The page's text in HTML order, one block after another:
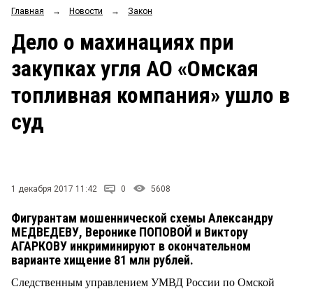
ОБЩЕСТВО
ЗАКОН
НОВОСТИ КОМПАНИЙ
Рейтинги
Блоги
Архив
Главная → Новости → Закон
Дело о махинациях при
закупках угля АО «Омская
топливная компания» ушло в
суд
1 декабря 2017 11:42 0 5608
Фигурантам мошеннической схемы Александру
МЕДВЕДЕВУ, Веронике ПОПОВОЙ и Виктору
АГАРКОВУ инкриминируют в окончательном
варианте хищение 81 млн рублей.
Следственным управлением УМВД России по Омской